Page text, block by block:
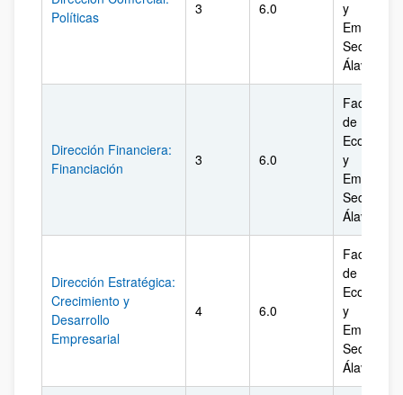
Políticas
3 6.0
y
Empresa.
Sección
Álava
Dirección Financiera:
Financiación
3 6.0
Facultad
de
Economía
y
Empresa.
Sección
Álava
Dirección Estratégica:
Crecimiento y
Desarrollo
Empresarial
4 6.0
Facultad
de
Economía
y
Empresa.
Sección
Álava